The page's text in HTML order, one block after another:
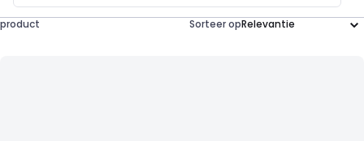
product Sorteer op